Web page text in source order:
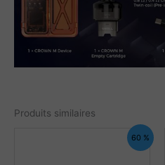
Produits similaires
60 %